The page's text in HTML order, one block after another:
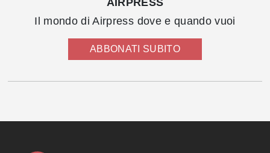
Il mondo di Airpress dove e quando vuoi
ABBONATI SUBITO